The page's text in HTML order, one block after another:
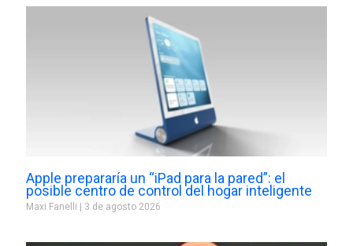
Apple prepararía un “iPad para la pared”: el
posible centro de control del hogar inteligente
Maxi Fanelli 3 de agosto 2026